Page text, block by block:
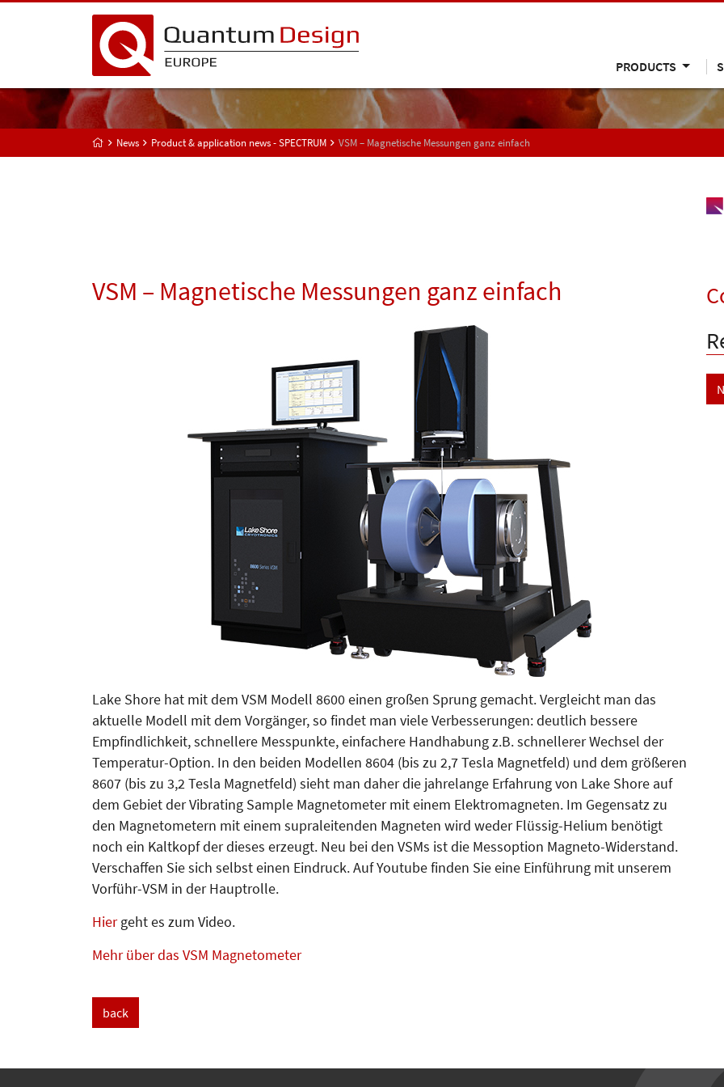
PRODUCTS
News Product & application news - SPECTRUM VSM – Magnetische Messungen ganz einfach
VSM – Magnetische Messungen ganz einfach
Lake Shore hat mit dem VSM Modell 8600 einen großen Sprung gemacht. Vergleicht man das
aktuelle Modell mit dem Vorgänger, so findet man viele Verbesserungen: deutlich bessere
Empfindlichkeit, schnellere Messpunkte, einfachere Handhabung z.B. schnellerer Wechsel der
Temperatur-Option. In den beiden Modellen 8604 (bis zu 2,7 Tesla Magnetfeld) und dem größeren
8607 (bis zu 3,2 Tesla Magnetfeld) sieht man daher die jahrelange Erfahrung von Lake Shore auf
dem Gebiet der Vibrating Sample Magnetometer mit einem Elektromagneten. Im Gegensatz zu
den Magnetometern mit einem supraleitenden Magneten wird weder Flüssig-Helium benötigt
noch ein Kaltkopf der dieses erzeugt. Neu bei den VSMs ist die Messoption Magneto-Widerstand.
Verschaffen Sie sich selbst einen Eindruck. Auf Youtube finden Sie eine Einführung mit unserem
Vorführ-VSM in der Hauptrolle.
Hiergeht es zum Video.
Mehr über das VSM Magnetometer
back